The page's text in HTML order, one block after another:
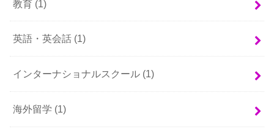
教育 (1)
英語・英会話 (1)
インターナショナルスクール (1)
海外留学 (1)